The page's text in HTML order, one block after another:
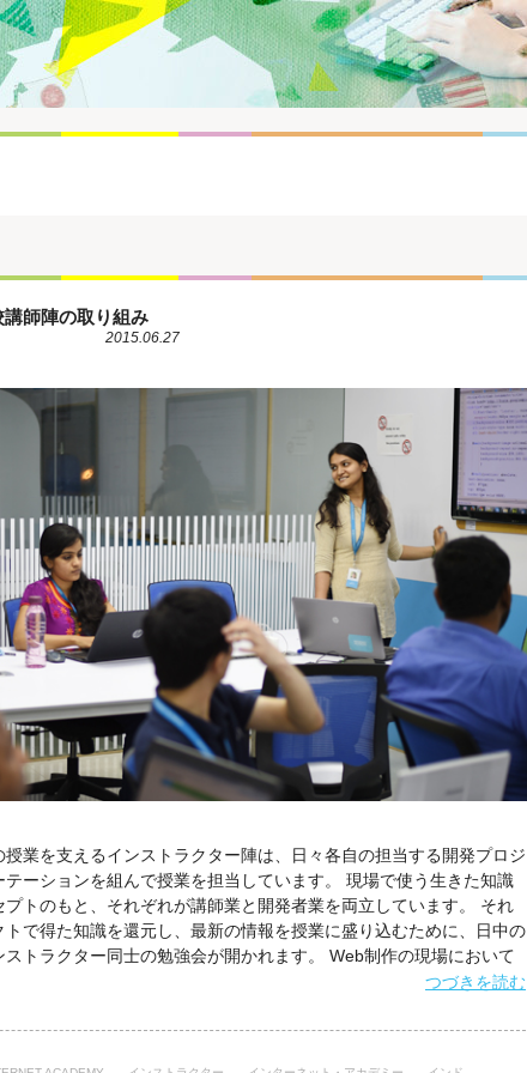
師陣の取り組み
2015.06.27
業を支えるインストラクター陣は、日々各自の担当する開発プロジ
テーションを組んで授業を担当しています。 現場で使う生きた知識
トのもと、それぞれが講師業と開発者業を両立しています。 それ
で得た知識を還元し、最新の情報を授業に盛り込むために、日中の
トラクター同士の勉強会が開かれます。 Web制作の現場において
グやプログラミングの仕方が微妙に異なったり、その人のクセのよう
インストラクター間でもさまざまなケ
つづきを読む